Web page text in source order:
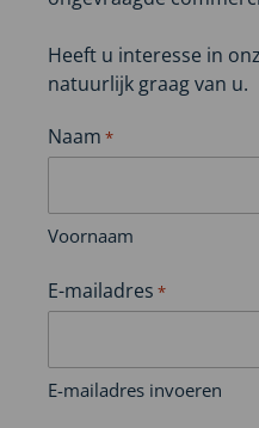
Heeft u interesse in
natuurlijk graag van u.
Naam *
Voornaam
E-mailadres *
E-mailadres invoeren